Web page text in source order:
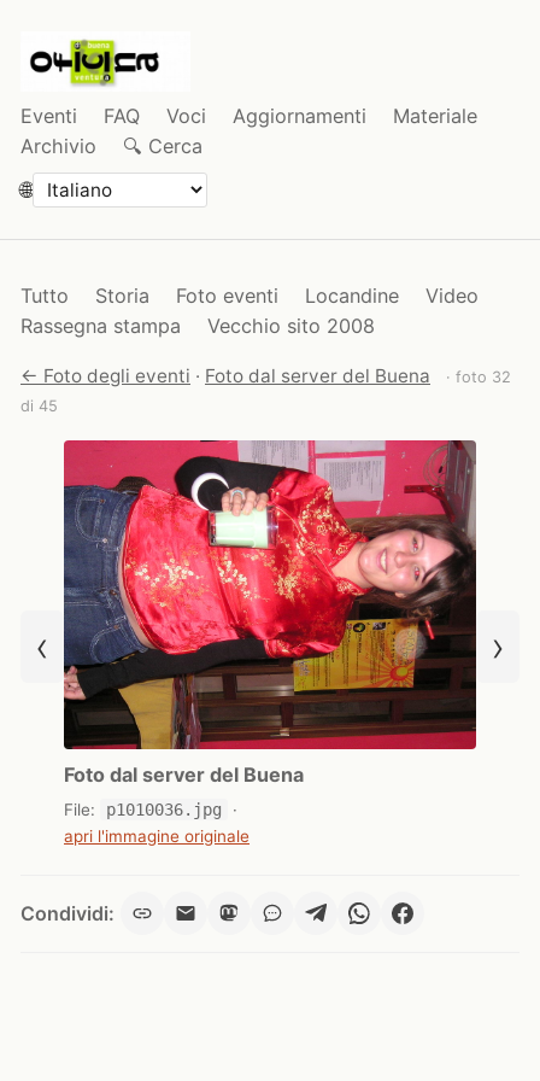
Eventi FAQ Voci Aggiornamenti
Materiale
Archivio
🔍 Cerca
🌐
Tutto Storia Foto eventi Locandine
Video
Rassegna stampa
Vecchio sito 2008
← Foto degli eventi · Foto dal server del Buena
· foto 32
di 45
‹
Foto dal server del Buena
File: p1010036.jpg
·
apri l'immagine originale
›
Condividi: